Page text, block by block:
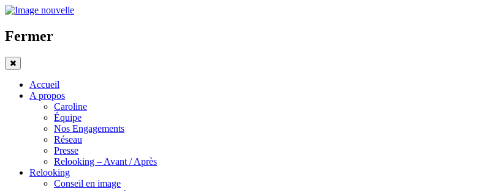
Fermer
Accueil
A propos
Caroline
Équipe
Nos Engagements
Réseau
Presse
Relooking – Avant / Après
Relooking
Conseil en image